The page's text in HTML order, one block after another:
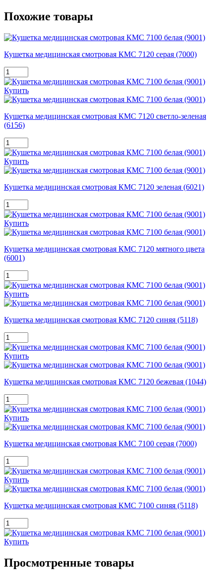
Похожие товары
Кушетка медицинская смотровая КМС 7120 серая (7000)
Купить
Кушетка медицинская смотровая КМС 7120 светло-зеленая
(6156)
Купить
Кушетка медицинская смотровая КМС 7120 зеленая (6021)
Купить
Кушетка медицинская смотровая КМС 7120 мятного цвета
(6001)
Купить
Кушетка медицинская смотровая КМС 7120 синяя (5118)
Купить
Кушетка медицинская смотровая КМС 7120 бежевая (1044)
Купить
Кушетка медицинская смотровая КМС 7100 серая (7000)
Купить
Кушетка медицинская смотровая КМС 7100 синяя (5118)
Купить
Просмотренные товары